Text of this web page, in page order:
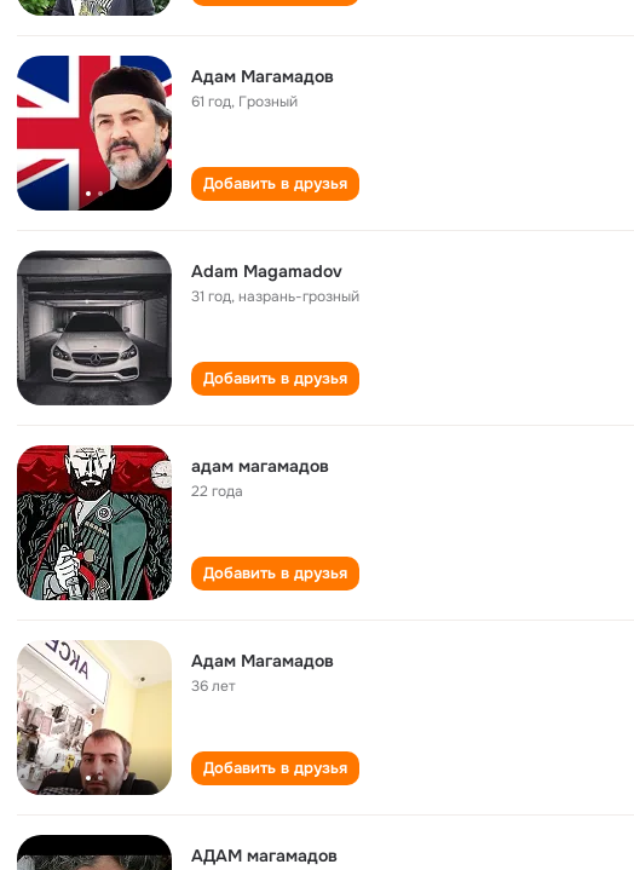
Адам Магамадов
61 год, Грозный
Добавить в друзья
Adam Magamadov
31 год,назрань-грозный
Добавить в друзья
адам магамадов
22 года
Добавить в друзья
Адам Магамадов
36 лет
Добавить в друзья
АДАМ магамадов